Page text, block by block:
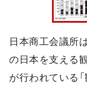
日本商工会議所
の日本を支える
が行われている